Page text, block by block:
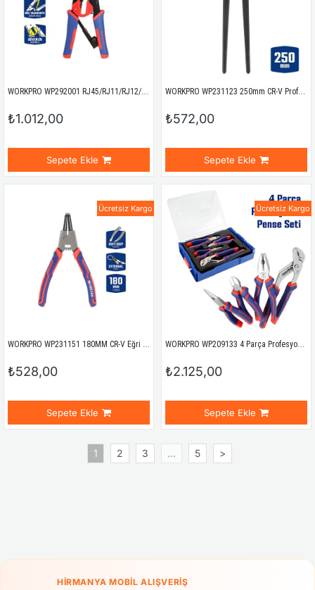
WORKPRO WP292001 RJ45/RJ11/RJ12/RJ22 Profesyonel Konnektör Sıkma Pensesi
₺1.012,00
Sepete Ekle
WORKPRO WP231123 250mm CR-V Profesyonel Betoncu Kerpeteni
₺572,00
Sepete Ekle
WORKPRO WP231151 180MM CR-V Eğri Uçlu Yaylı Profesyonel Dış Segman Pensesi
₺528,00
Sepete Ekle
Ücretsiz Kargo
WORKPRO WP209133 4 Parça Profesyonel Pense Seti
₺2.125,00
Sepete Ekle
Ücretsiz Kargo
1 2 3 ... 5 >
HIRMANYA MOBIL ALIŞVERIŞ